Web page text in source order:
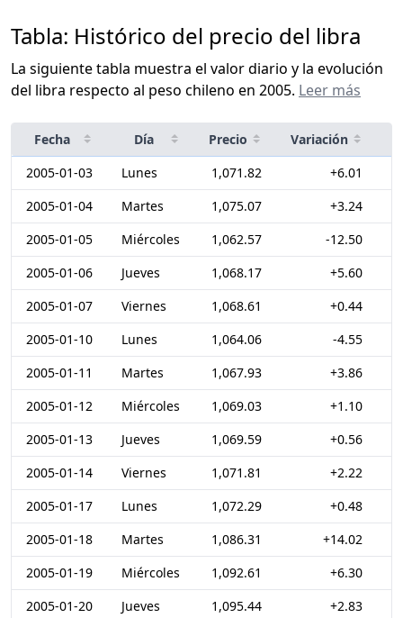
Tabla: Histórico del precio del libra
La siguiente tabla muestra el valor diario y la evolución
del libra respecto al peso chileno en 2005. Leer más
Fecha Día Precio Variación
2005-01-03
Lunes 1,071.82
+6.01
2005-01-04
Martes 1,075.07
+3.24
2005-01-05
Miércoles 1,062.57
-12.50
2005-01-06
Jueves 1,068.17
+5.60
2005-01-07
Viernes 1,068.61
+0.44
2005-01-10
Lunes 1,064.06
-4.55
2005-01-11
Martes 1,067.93
+3.86
2005-01-12
Miércoles 1,069.03
+1.10
2005-01-13
Jueves 1,069.59
+0.56
2005-01-14
Viernes 1,071.81
+2.22
2005-01-17
Lunes 1,072.29
+0.48
2005-01-18
Martes 1,086.31
+14.02
2005-01-19
Miércoles 1,092.61
+6.30
2005-01-20
Jueves 1,095.44
+2.83